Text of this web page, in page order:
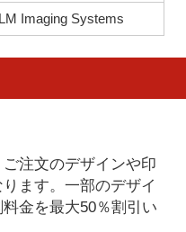
Imaging Systems
注文のデザインや印
ます。一部のデザイ
金を最大50％割引い